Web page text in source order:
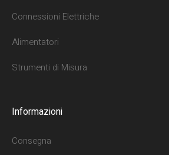
Connessioni Elettriche
Alimentatori
Strumenti di Misura
Informazioni
Consegna